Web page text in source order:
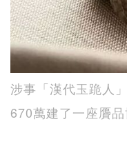
涉事「漢代玉跪人
670萬建了一座贗品